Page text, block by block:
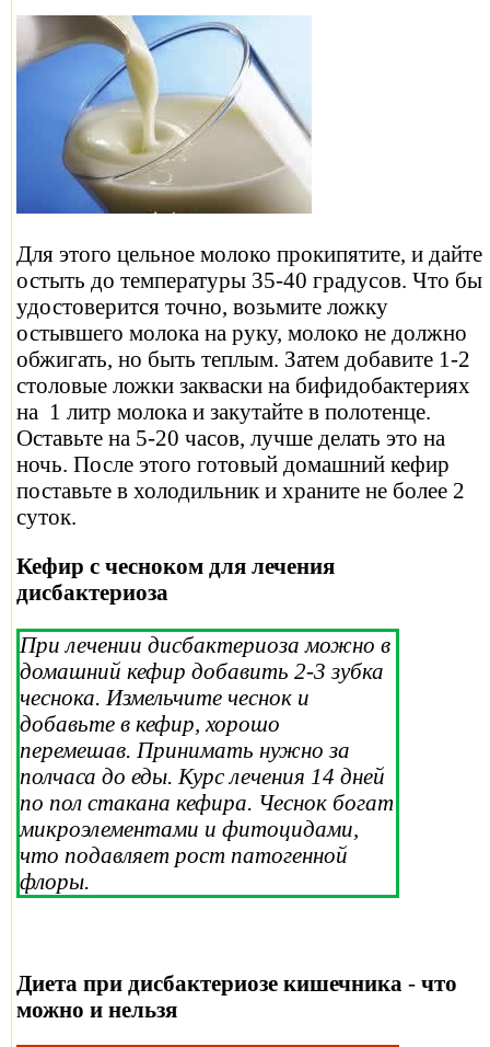
Для этого цельное молоко прокипятите, и дайте
остыть до температуры 35-40 градусов. Что бы
удостоверится точно, возьмите ложку
остывшего молока на руку, молоко не должно
обжигать, но быть теплым. Затем добавите 1-2
столовые ложки закваски на бифидобактериях
на 1 литр молока и закутайте в полотенце.
Оставьте на 5-20 часов, лучше делать это на
ночь. После этого готовый домашний кефир
поставьте в холодильник и храните не более 2
суток.
Кефир с чесноком для лечения
дисбактериоза
При лечении дисбактериоза можно в
домашний кефир добавить 2-3 зубка
чеснока. Измельчите чеснок и
добавьте в кефир, хорошо
перемешав. Принимать нужно за
полчаса до еды. Курс лечения 14 дней
по пол стакана кефира. Чеснок богат
микроэлементами и фитоцидами,
что подавляет рост патогенной
флоры.
Диета при дисбактериозе кишечника-что
можно и нельзя